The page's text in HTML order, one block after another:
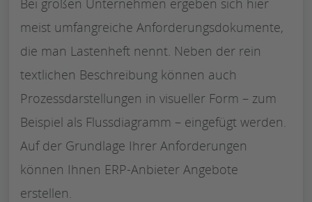
Bei großen Unternehmen ergeben sich hier
meist umfangreiche Anforderungsdokumente,
die man Lastenheft nennt. Neben der rein
textlichen Beschreibung können auch
Prozessdarstellungen in visueller Form – zum
Beispiel als Flussdiagramm – eingefügt werden.
Auf der Grundlage Ihrer Anforderungen
können Ihnen ERP-Anbieter Angebote
erstellen.